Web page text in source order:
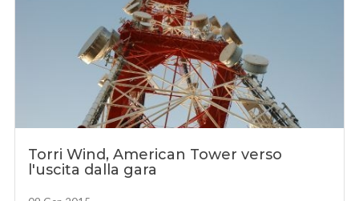
Torri Wind, American Tower verso
l'uscita dalla gara